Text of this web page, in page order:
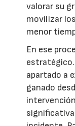
valorar su
movilizar
menor
En ese
apartado a
ganado